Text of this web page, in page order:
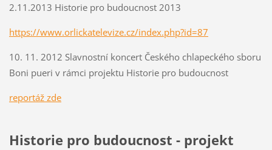
2.11.2013 Historie pro budoucnost 2013
https://www.orlickatelevize.cz/index.php?id=87
10. 11. 2012 Slavnostní koncert Českého chlapeckého sboru
Boni pueri v rámci projektu Historie pro budoucnost
reportáž zde
Historie pro budoucnost - projekt